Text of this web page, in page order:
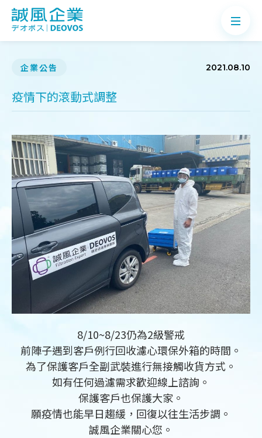
企業公告 2021.08.10
疫情下的滾動式調整
8/10~8/23仍為2級警戒
前陣子遇到客戶例行回收濾心環保外箱的時間。
為了保護客戶全副武裝進行無接觸收貨方式。
如有任何過濾需求歡迎線上諮詢。
保護客戶也保護大家。
願疫情也能早日趨緩，回復以往生活步調。
誠風企業關心您。
關於誠風
產品介紹
案例分享
最新消息
知識Q&A
聯絡我們